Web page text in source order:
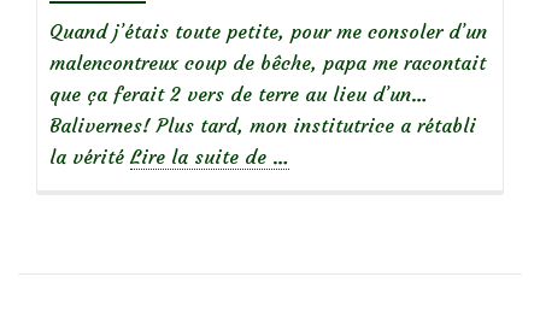
Quand j’étais toute petite, pour me consoler d’un
malencontreux coup de bêche, papa me racontait
que ça ferait 2 vers de terre au lieu d’un…
Balivernes! Plus tard, mon institutrice a rétabli
la vérité Lire la suite de à
Ver
…